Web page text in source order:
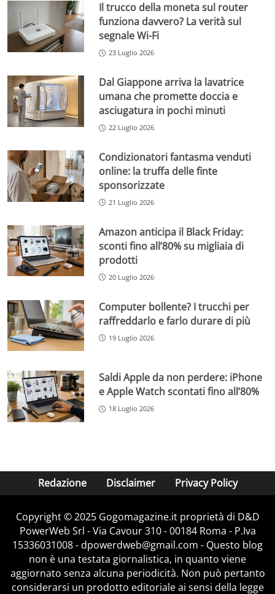
Il trucco della moneta sul router
funziona davvero? La verità sul
segnale Wi-Fi
23 Luglio 2026
Dal Giappone arriva la lavatrice
umana che promette doccia e
asciugatura in pochi minuti
22 Luglio 2026
Condizionatori fantasma venduti
online: la truffa delle finte
sponsorizzate
21 Luglio 2026
Amazon anticipa il Black Friday:
sconti fino all’80% su migliaia di
prodotti
20 Luglio 2026
Computer bollente? I trucchi per
raffreddarlo e farlo durare di più
19 Luglio 2026
Saldi Apple da non perdere: iPhone
e Apple Watch scontati fino all’80%
18 Luglio 2026
Redazione Disclaimer Privacy Policy
Copyright © 2025 Gogomagazine.it proprietà di D&D
PowerWeb Srl - Via Cavour 310 - 00184 Roma - P.Iva
15336031008 - dpowerdweb@gmail.com - Questo blog
non è una testata giornalistica, in quanto viene
aggiornato senza alcuna periodicità. Non può pertanto
considerarsi un prodotto editoriale ai sensi della legge